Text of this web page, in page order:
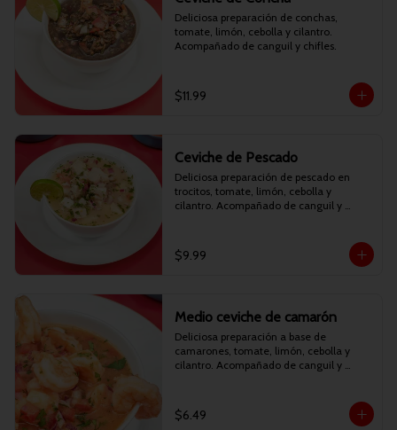
Deliciosa preparación de conchas,
tomate, limón, cebolla y cilantro.
Acompañado de canguil y chifles.
$11.99
Ceviche de Pescado
Deliciosa preparación de pescado en
trocitos, tomate, limón, cebolla y
cilantro. Acompañado de canguil y
$9.99
Medio ceviche de camarón
Deliciosa preparación a base de
camarones, tomate, limón, cebolla y
cilantro. Acompañado de canguil y
$6.49